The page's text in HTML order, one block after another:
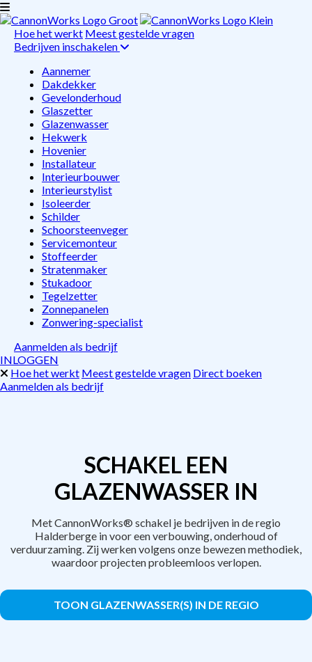
Hoe het werkt Meest gestelde vragen
Bedrijven inschakelen
Aannemer
Dakdekker
Gevelonderhoud
Glaszetter
Glazenwasser
Hekwerk
Hovenier
Installateur
Interieurbouwer
Interieurstylist
Isoleerder
Schilder
Schoorsteenveger
Servicemonteur
Stoffeerder
Stratenmaker
Stukadoor
Tegelzetter
Zonnepanelen
Zonwering-specialist
Aanmelden als bedrijf
INLOGGEN
Hoe het werkt Meest gestelde vragen Direct boeken
Aanmelden als bedrijf
SCHAKEL EEN
GLAZENWASSER IN
Met CannonWorks® schakel je bedrijven in de regio
Halderberge in voor een verbouwing, onderhoud of
verduurzaming. Zij werken volgens onze bewezen methodiek,
waardoor projecten probleemloos verlopen.
TOON GLAZENWASSER(S) IN DE REGIO